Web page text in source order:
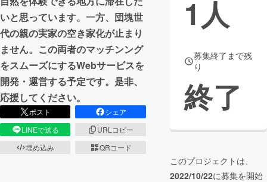
いと思っています。一方、団塊世
代の親の実家の空き家化が止まり
ません。この両者のマッチンング
をスムーズにするWebサービスを
開発・運営する予定です。是非、
応援してください。
ポスト
シェア
LINEで送る
URLコピー
埋め込み
QRコード
1人
募集終了まで残
り
終了
このプロジェクトは、
2022/10/22に募集を開始